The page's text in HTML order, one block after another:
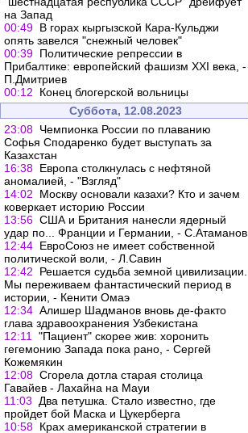
на Запад
00:49 В горах кыргызской Кара-Кульджи
опять завелся "снежный человек"
00:39 Политические репрессии в
Прибалтике: европейский фашизм XXI века, -
П.Дмитриев
00:12
Конец блогерской вольницы
Суббота, 12.08.2023
23:08 Чемпионка России по плаванию
Софья Сподаренко будет выступать за
Казахстан
16:38 Европа столкнулась с нефтяной
аномалией, - "Взгляд"
14:02
Москву основали казахи? Кто и зачем
коверкает историю России
13:56 США и Британия нанесли ядерный
удар по... Франции и Германии, - С.Атаманов
12:44 ЕвроСоюз не имеет собственной
политической воли, - Л.Савин
12:42
Решается судьба земной цивилизации.
Мы переживаем фантастический период в
истории, - Кенити Омаэ
12:34 Алишер Шадманов вновь де-факто
глава здравоохранения Узбекистана
12:11
"Пациент" скорее жив: хоронить
гегемонию Запада пока рано, - Сергей
Кожемякин
12:08 Сгорела дотла старая столица
Гавайев - Лахайна на Мауи
11:03
Два петушка. Стало известно, где
пройдет бой Маска и Цукерберга
10:58 Крах американской стратегии в